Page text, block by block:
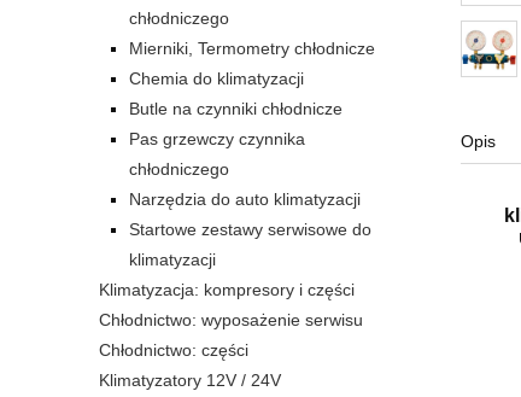
chłodniczego
Mierniki, Termometry chłodnicze
Chemia do klimatyzacji
Butle na czynniki chłodnicze
Pas grzewczy czynnika
chłodniczego
Narzędzia do auto klimatyzacji
Startowe zestawy serwisowe do
klimatyzacji
Klimatyzacja: kompresory i części
Chłodnictwo: wyposażenie serwisu
Chłodnictwo: części
Klimatyzatory 12V / 24V
Opis